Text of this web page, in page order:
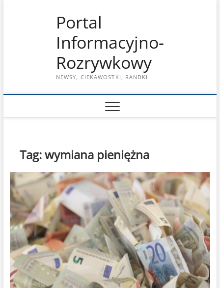
Portal
Informacyjno-
Rozrywkowy
NEWSY, CIEKAWOSTKI, RANDKI
Tag:wymiana pieniężna